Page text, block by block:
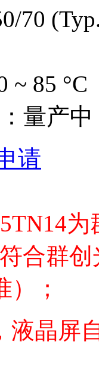
70
~ 85 °C
量产中
请
合群
；
液晶屏